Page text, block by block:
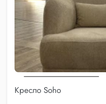
Кресло Soho